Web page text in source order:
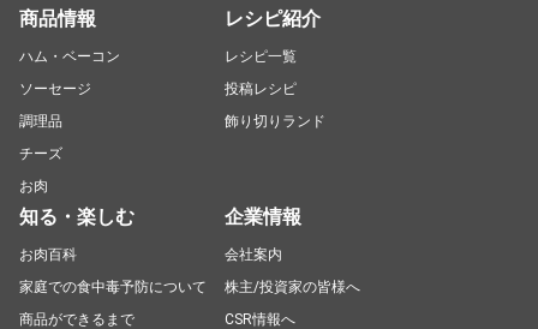
商品情報
ハム・ベーコン
ソーセージ
調理品
チーズ
お肉
レシピ紹介
レシピ一覧
投稿レシピ
飾り切りランド
知る・楽しむ
お肉百科
家庭での食中毒予防について
商品ができるまで
企業情報
会社案内
株主/投資家の皆様へ
CSR情報へ